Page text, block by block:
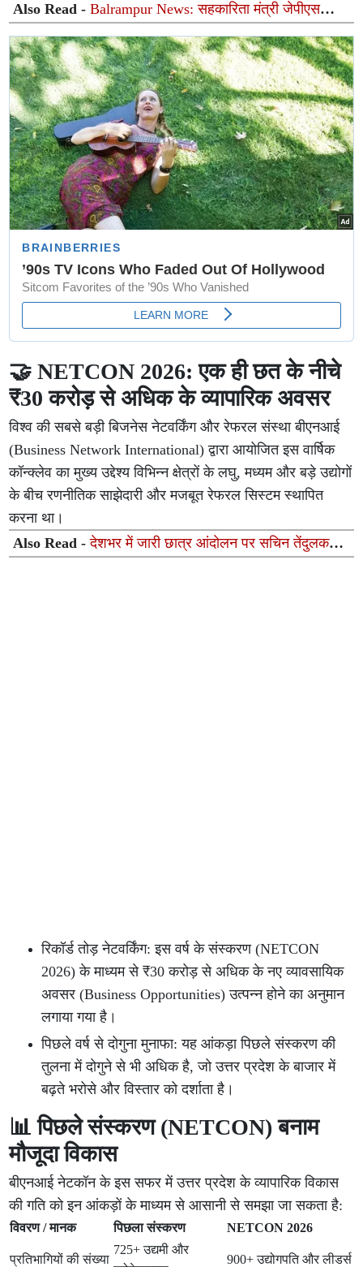
Also Read -Balrampur News: सहकारिता मंत्री जेपीएस
राठौर का बलरामपुर सीमा पर भव्य स्वागत, भाजपाइयों में दिखा भारी
उत्साह
🤝 NETCON 2026: एक ही छत के नीचे
₹30 करोड़ से अधिक के व्यापारिक अवसर
विश्व की सबसे बड़ी बिजनेस नेटवर्किंग और रेफरल संस्था बीएनआई
(Business Network International) द्वारा आयोजित इस वार्षिक
कॉन्क्लेव का मुख्य उद्देश्य विभिन्न क्षेत्रों के लघु, मध्यम और बड़े उद्योगों
के बीच रणनीतिक साझेदारी और मजबूत रेफरल सिस्टम स्थापित
करना था।
Also Read -देशभर में जारी छात्र आंदोलन पर सचिन तेंदुलकर
का बड़ा बयान: दिवंगत पिता को याद कर दिया भावुक संदेश
रिकॉर्ड तोड़ नेटवर्किंग: इस वर्ष के संस्करण (NETCON
2026) के माध्यम से ₹30 करोड़ से अधिक के नए व्यावसायिक
अवसर (Business Opportunities) उत्पन्न होने का अनुमान
लगाया गया है।
पिछले वर्ष से दोगुना मुनाफा: यह आंकड़ा पिछले संस्करण की
तुलना में दोगुने से भी अधिक है, जो उत्तर प्रदेश के बाजार में
बढ़ते भरोसे और विस्तार को दर्शाता है।
📊 पिछले संस्करण (NETCON) बनाम
मौजूदा विकास
बीएनआई नेटकॉन के इस सफर में उत्तर प्रदेश के व्यापारिक विकास
की गति को इन आंकड़ों के माध्यम से आसानी से समझा जा सकता है:
विवरण / मानक पिछला संस्करण NETCON 2026
प्रतिभागियों की संख्या
725+ उद्यमी और
900+ उद्योगपति और लीडर्स